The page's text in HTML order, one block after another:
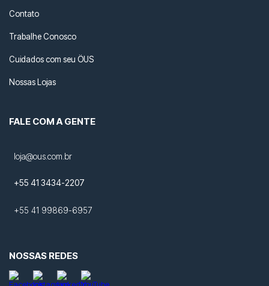
Contato
Trabalhe Conosco
Cuidados com seu ÖUS
Nossas Lojas
FALE COM A GENTE
loja@ous.com.br
+55 41 3434-2207
+55 41 99869-6957
NOSSAS REDES